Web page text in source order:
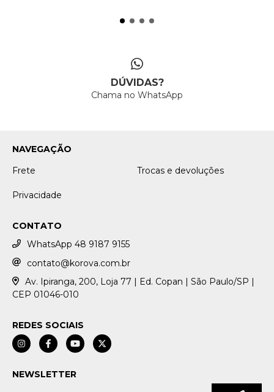
DÚVIDAS?
Chama no WhatsApp
NAVEGAÇÃO
Frete
Trocas e devoluções
Privacidade
CONTATO
WhatsApp 48 9187 9155
contato@korova.com.br
Av. Ipiranga, 200, Loja 77 | Ed. Copan | São Paulo/SP |
CEP 01046-010
REDES SOCIAIS
NEWSLETTER